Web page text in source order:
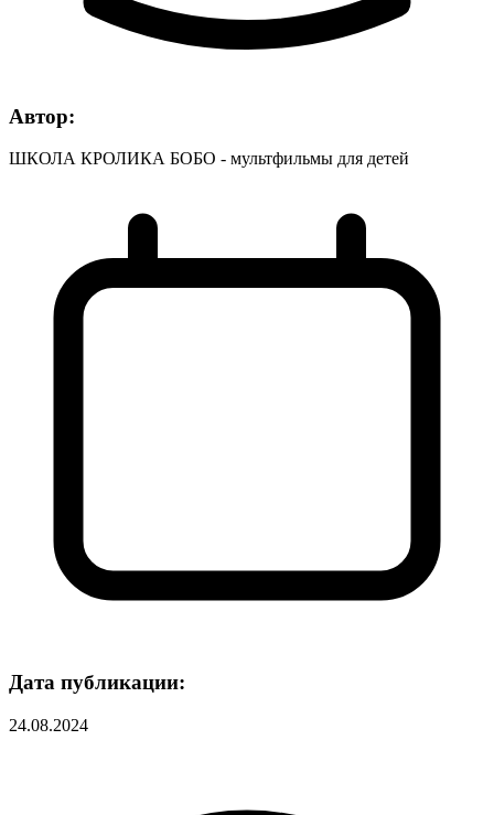
Автор:
ШКОЛА КРОЛИКА БОБО - мультфильмы для детей
Дата публикации:
24.08.2024